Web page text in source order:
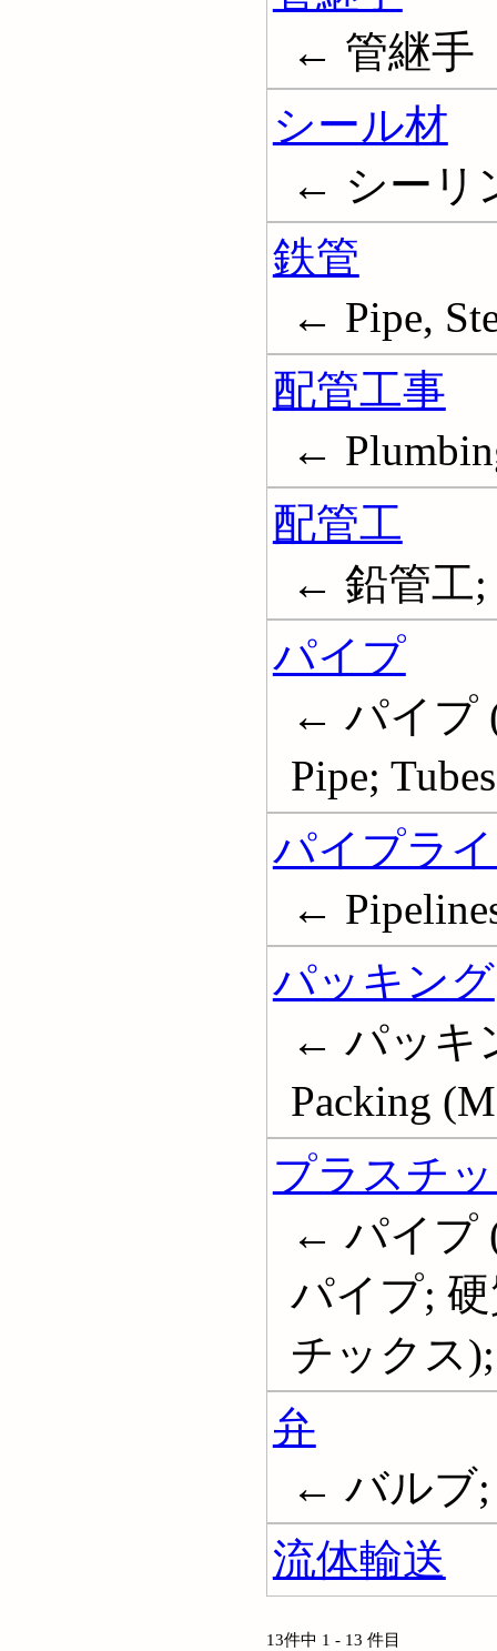
← 管継手
シール材
← シーリ
鉄管
← Pipe,
配管工事
←
配管工
← 鉛管工;
パイプ
← パイプ
Pipe; Tubes
パイプラ
←
パッキング
← パッキ
Packing
プラスチ
← パイプ
パイプ;
チックス);
弁
← バルブ;
流体輸送
13件中 1 - 13 件目